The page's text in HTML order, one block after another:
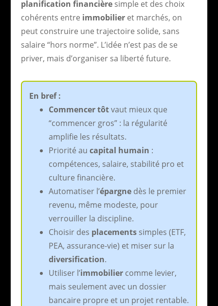
planification financièresimple et des choix
cohérents entre immobilieret marchés, on
peut construire une trajectoire solide, sans
salaire “hors norme”. L’idée n’est pas de se
priver, mais d’organiser sa liberté future.
En bref :
Commencer tôtvaut mieux que
“commencer gros” : la régularité
amplifie les résultats.
Priorité au capital humain :
compétences, salaire, stabilité pro et
culture financière.
Automatiser l’épargnedès le premier
revenu, même modeste, pour
verrouiller la discipline.
Choisir des placementssimples (ETF,
PEA, assurance-vie) et miser sur la
diversification.
Utiliser l’immobiliercomme levier,
mais seulement avec un dossier
bancaire propre et un projet rentable.